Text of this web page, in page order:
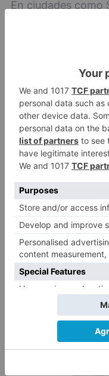
En ciudades como
ambiente frío,
recuperación de
zonas. En
los ‘Santos del
tradicional fama
tardío.
Burgos Agricultura
1
2